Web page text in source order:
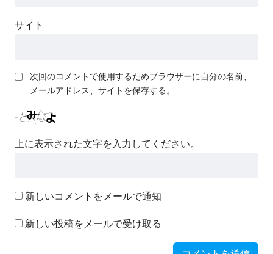
サイト
次回のコメントで使用するためブラウザーに自分の名前、
メールアドレス、サイトを保存する。
上に表示された文字を入力してください。
新しいコメントをメールで通知
新しい投稿をメールで受け取る